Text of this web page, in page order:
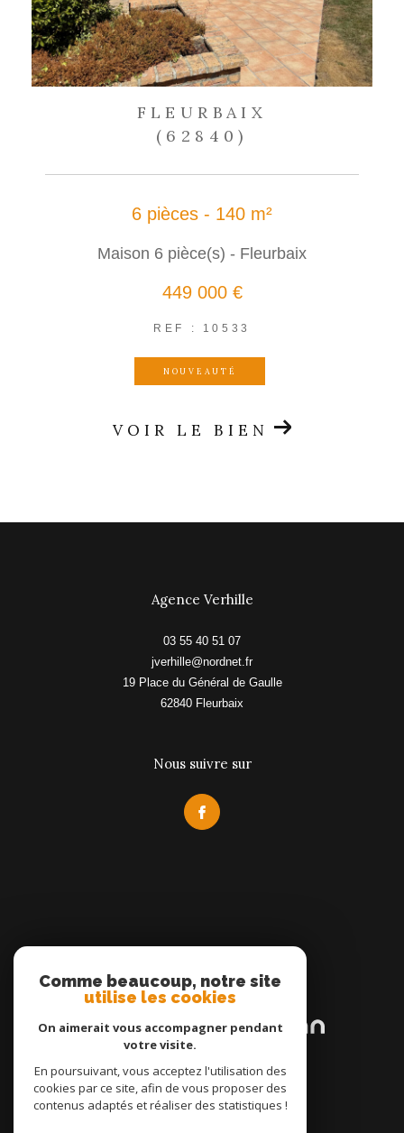
FLEURBAIX
(62840)
6 pièces - 140 m²
Maison 6 pièce(s) - Fleurbaix
449 000 €
REF : 10533
NOUVEAUTÉ
VOIR LE BIEN
Agence Verhille
03 55 40 51 07
jverhille@nordnet.fr
19 Place du Général de Gaulle
62840
fleurbaix
Nous suivre sur
Adhérents
Comme beaucoup, notre site
utilise les cookies
On aimerait vous accompagner pendant
votre visite.
En poursuivant, vous acceptez l'utilisation des
cookies par ce site, afin de vous proposer des
contenus adaptés et réaliser des statistiques !